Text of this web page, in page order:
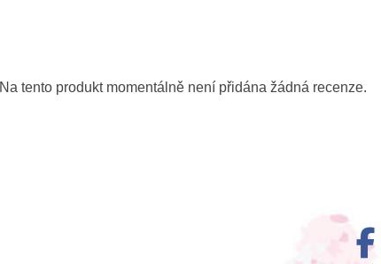
Na tento produkt momentálně není přidána žádná recenze.